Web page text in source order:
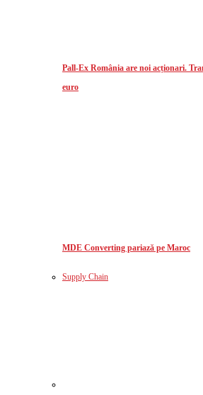
Pall-Ex România are noi acționari.
euro
MDE Converting pariază pe Maroc
Supply Chain